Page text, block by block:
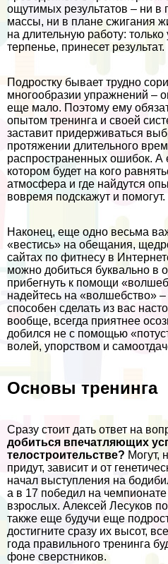
ощутимых результатов – ни
массы, ни в плане сжигания
на длительную работу:
терпенье, принесет результат.
Подростку бывает трудно
многообразии упражнений –
еще мало. Поэтому ему
опытом тренинга и своей
заставит придерживаться
протяжении длительного
распространенных ошибок.
котором будет на кого
атмосфера и где найдутся
вовремя подскажут и помогут.
Наконец, еще одно весьма
«вестись» на обещания,
сайтах по фитнесу в
можно добиться буквально в
прибегнуть к помощи
надейтесь на «волшебство»
способен сделать из вас
вообще, всегда приятнее
добился не с помощью
волей, упорством и
Основы тренинга
Сразу стоит дать ответ на
добиться впечатляющих
телостроительстве? Могут,
придут, зависит и от
начал выступления на
а в 17 победил на
взрослых. Алексей Лесуков
также еще будучи еще
достигните сразу их высот,
года правильного тренинга
фоне сверстников.